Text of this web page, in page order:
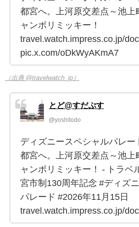
都宮へ。上河原交差点～池上
ャンボリミッキー！
travel.watch.impress.co.jp/
pic.x.com/oDkWyAKmA7
（出典 @travelwatch_jp）
とど@すだぷす
@yoshitodo
ディズニースペシャルパレー
都宮へ。上河原交差点～池上
ャンボリミッキー！ - トラベ
宮市制130周年記念 #ディズ
パレード #2026年11月15日
travel.watch.impress.co.jp/